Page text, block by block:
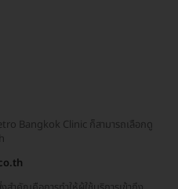
Bangkok Clinic ก็สามารถเลือกดู